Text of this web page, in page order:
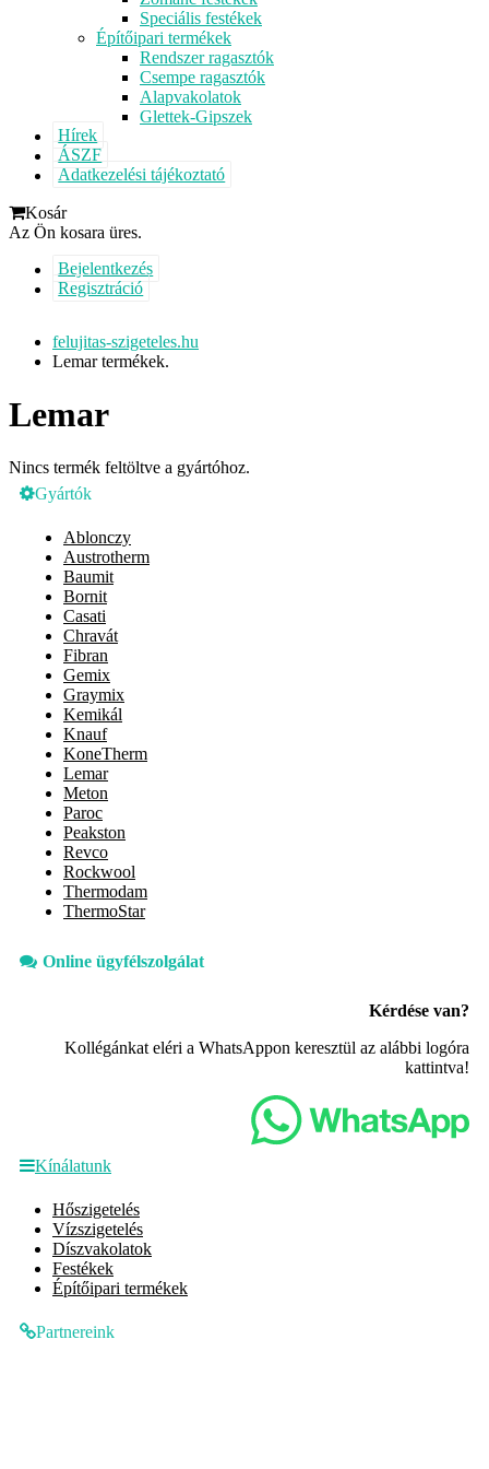
Speciális festékek
Építőipari termékek
Rendszer ragasztók
Csempe ragasztók
Alapvakolatok
Glettek-Gipszek
Hírek
ÁSZF
Adatkezelési tájékoztató
Kosár
Az Ön kosara üres.
Bejelentkezés
Regisztráció
felujitas-szigeteles.hu
Lemar termékek.
Lemar
Nincs termék feltöltve a gyártóhoz.
Gyártók
Ablonczy
Austrotherm
Baumit
Bornit
Casati
Chravát
Fibran
Gemix
Graymix
Kemikál
Knauf
KoneTherm
Lemar
Meton
Paroc
Peakston
Revco
Rockwool
Thermodam
ThermoStar
Online ügyfélszolgálat
Kérdése van?
Kollégánkat eléri a WhatsAppon keresztül az alábbi logóra
kattintva!
Kínálatunk
Hőszigetelés
Vízszigetelés
Díszvakolatok
Festékek
Építőipari termékek
Partnereink